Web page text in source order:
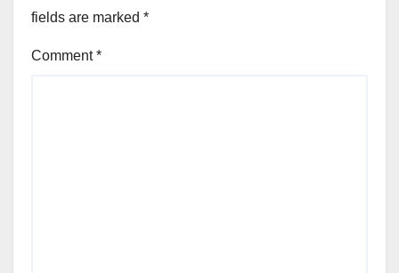
fields are marked *
Comment*